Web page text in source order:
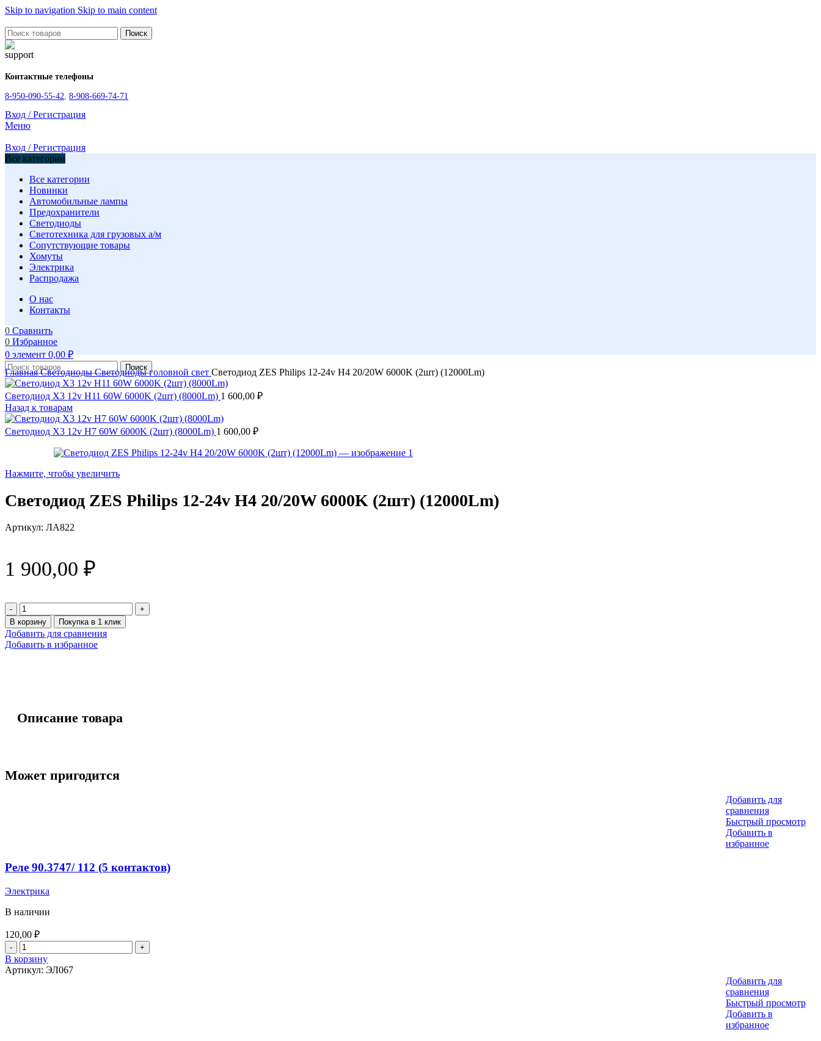
Skip to navigation Skip to main content
Поиск
Контактные телефоны
8-950-090-55-42, 8-908-669-74-71
Вход / Регистрация
Меню
Вход / Регистрация
Все категории
Все категории
Новинки
Автомобильные лампы
Предохранители
Светодиоды
Светотехника для грузовых а/м
Сопутствующие товары
Хомуты
Электрика
Распродажа
О нас
Контакты
0 Сравнить
0 Избранное
0элемент 0,00₽
Поиск
ГлавнаяСветодиодыСветодиоды головной свет Светодиод ZES Philips 12-24v H4 20/20W 6000K (2шт) (12000Lm)
Светодиод X3 12v H11 60W 6000K (2шт) (8000Lm) 1 600,00 ₽
Назад к товарам
Светодиод X3 12v H7 60W 6000K (2шт) (8000Lm) 1 600,00 ₽
Нажмите, чтобы увеличить
Светодиод ZES Philips 12-24v H4 20/20W 6000K (2шт) (12000Lm)
Артикул: ЛА822
1 900,00 ₽
Количество
товара
Светодиод
ZES
Philips
(2шт)
В корзину Покупка в 1 клик
Добавить для сравнения
Добавить в избранное
Описание товара
Может пригодится
Добавить для
сравнения
Быстрый просмотр
Добавить в
избранное
Реле 90.3747/ 112 (5 контактов)
Электрика
В наличии
120,00 ₽
Количество
товара
Реле
90.3747/
В корзину
Артикул: ЭЛ067
Добавить для
сравнения
Быстрый просмотр
Добавить в
избранное